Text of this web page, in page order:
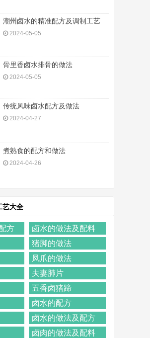
潮州卤水的精准配方及调制工艺
2024-05-05
骨里香卤水排骨的做法
2024-05-05
传统风味卤水配方及做法
2024-04-27
煮熟食的配方和做法
2024-04-26
艺大全
方
卤水的做法及配料
猪脚的做法
凤爪的做法
夫妻肺片
五香卤猪蹄
卤水的配方
卤水的做法及配方
卤肉的做法及配料